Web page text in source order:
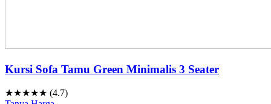
Kursi Sofa Tamu Green Minimalis 3 Seater
★★★★★ (4.7)